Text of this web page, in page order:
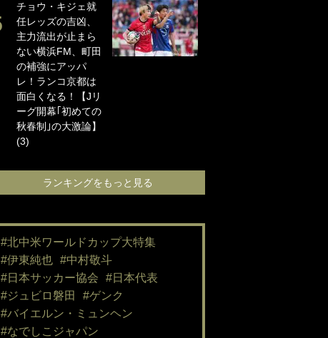
チョウ・キジェ就
任レッズの吉凶、
主力流出が止まら
ない横浜FM、町田
の補強にアッパ
レ！ランコ京都は
面白くなる！【Jリ
ーグ開幕｢初めての
秋春制｣の大激論】
(3)
ランキングをもっと見る
#北中米ワールドカップ大特集
#伊東純也 #中村敬斗
#日本サッカー協会
#日本代表
#ジュビロ磐田
#ゲンク
#バイエルン・ミュンヘン
#なでしこジャパン